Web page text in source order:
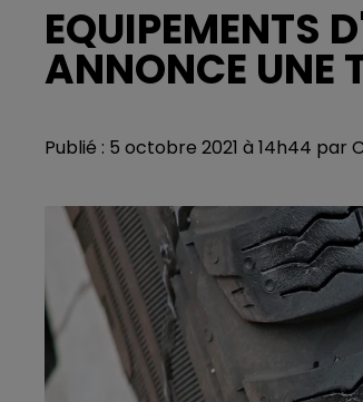
EQUIPEMENTS
ANNONCE UNE
Publié : 5 octobre 2021 à 14h44 par